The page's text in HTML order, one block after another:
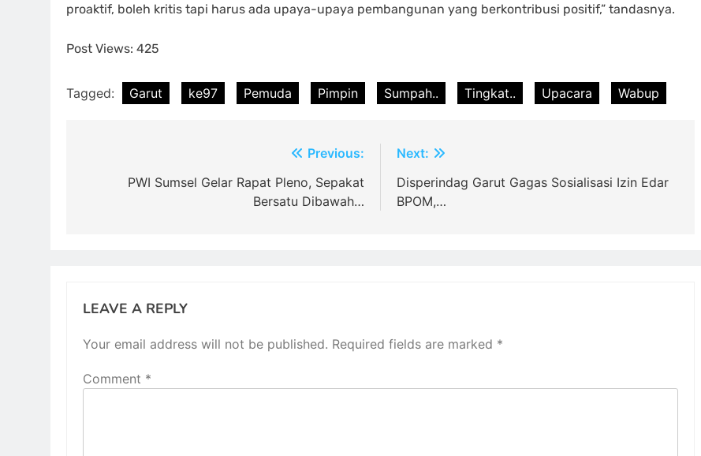
proaktif, boleh kritis tapi harus ada upaya-upaya pembangunan yang berkontribusi positif,” tandasnya.
Post Views: 425
Tagged: Garut ke97 Pemuda Pimpin Sumpah.. Tingkat.. Upacara Wabup
navigation
Previous:
PWI Sumsel Gelar Rapat Pleno, Sepakat
Bersatu Dibawah…
Next:
Disperindag Garut Gagas Sosialisasi Izin Edar
BPOM,…
LEAVE A REPLY
Your email address will not be published. Required fields are marked *
Comment *